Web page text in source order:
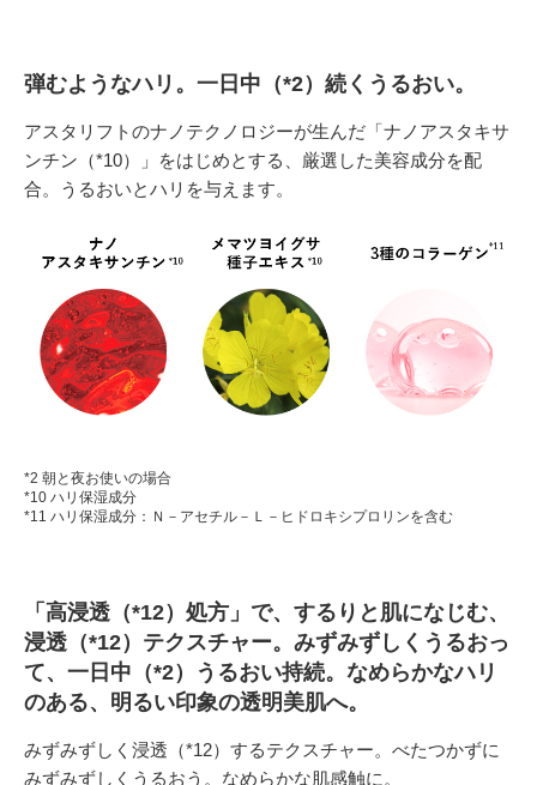
弾むようなハリ。一日中（*2）続くうるおい。
アスタリフトのナノテクノロジーが生んだ「ナノアスタキサ
ンチン（*10）」をはじめとする、厳選した美容成分を配
合。うるおいとハリを与えます。
*2 朝と夜お使いの場合
*10 ハリ保湿成分
*11 ハリ保湿成分：Ｎ－アセチル－Ｌ－ヒドロキシプロリンを含む
「高浸透（*12）処方」で、するりと肌になじむ、
浸透（*12）テクスチャー。みずみずしくうるおっ
て、一日中（*2）うるおい持続。なめらかなハリ
のある、明るい印象の透明美肌へ。
みずみずしく浸透（*12）するテクスチャー。べたつかずに
みずみずしくうるおう。なめらかな肌感触に。